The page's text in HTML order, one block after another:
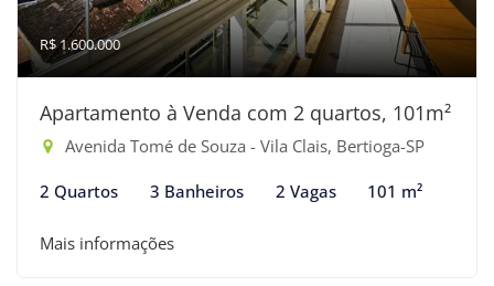
R$ 1.600.000
Apartamento à Venda com 2 quartos, 101m²
Avenida Tomé de Souza - Vila Clais, Bertioga-SP
2 Quartos 3 Banheiros 2 Vagas 101 m²
Mais informações